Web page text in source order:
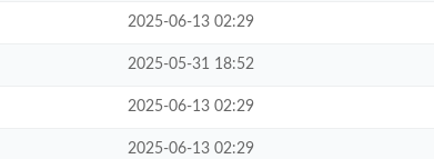
2025-06-13 02:29
2025-05-31 18:52
2025-06-13 02:29
2025-06-13 02:29